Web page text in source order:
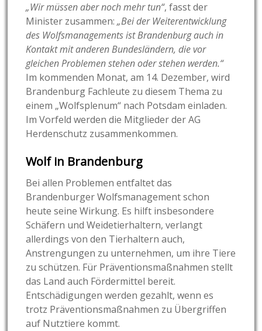
„Wir müssen aber noch mehr tun“, fasst der
Minister zusammen:„Bei der Weiterentwicklung
des Wolfsmanagements ist Brandenburg auch in
Kontakt mit anderen Bundesländern, die vor
gleichen Problemen stehen oder stehen werden.“
Im kommenden Monat, am 14. Dezember, wird
Brandenburg Fachleute zu diesem Thema zu
einem „Wolfsplenum“ nach Potsdam einladen.
Im Vorfeld werden die Mitglieder der AG
Herdenschutz zusammenkommen.
Wolf in Brandenburg
Bei allen Problemen entfaltet das
Brandenburger Wolfsmanagement schon
heute seine Wirkung. Es hilft insbesondere
Schäfern und Weidetierhaltern, verlangt
allerdings von den Tierhaltern auch,
Anstrengungen zu unternehmen, um ihre Tiere
zu schützen. Für Präventionsmaßnahmen stellt
das Land auch Fördermittel bereit.
Entschädigungen werden gezahlt, wenn es
trotz Präventionsmaßnahmen zu Übergriffen
auf Nutztiere kommt.